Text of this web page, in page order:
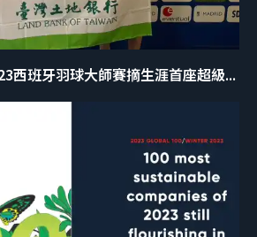
西班牙羽球大師賽摘生涯首座超級...